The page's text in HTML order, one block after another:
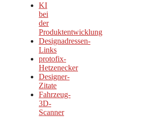
KI
bei
der
Produktentwicklung
Designadressen-
Links
protofix-
Hetzenecker
Designer-
Zitate
Fahrzeug-
3D-
Scanner